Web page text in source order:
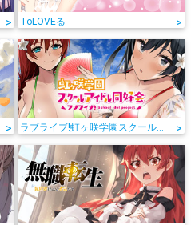
> ToLOVEる >
> >